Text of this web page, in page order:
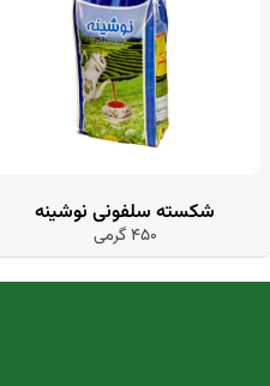
شکسته سلفونی نوشینه
450 گرمی